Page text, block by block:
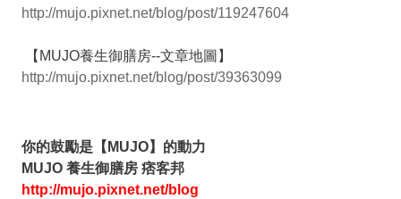
http://mujo.pixnet.net/blog/post/119247604
【MUJO養生御膳房--文章地圖】
http://mujo.pixnet.net/blog/post/39363099
你的鼓勵是【MUJO】的動力
MUJO 養生御膳房 痞客邦
http://mujo.pixnet.net/blog